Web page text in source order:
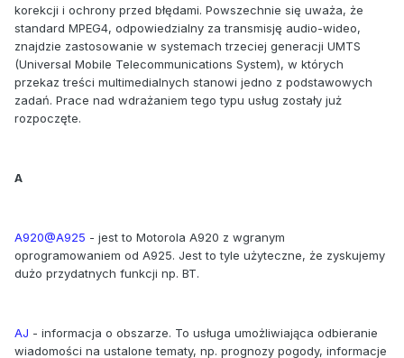
korekcji i ochrony przed błędami. Powszechnie się uważa, że
standard MPEG4, odpowiedzialny za transmisję audio-wideo,
znajdzie zastosowanie w systemach trzeciej generacji UMTS
(Universal Mobile Telecommunications System), w których
przekaz treści multimedialnych stanowi jedno z podstawowych
zadań. Prace nad wdrażaniem tego typu usług zostały już
rozpoczęte.
A
A920@A925 - jest to Motorola A920 z wgranym
oprogramowaniem od A925. Jest to tyle użyteczne, że zyskujemy
dużo przydatnych funkcji np. BT.
AJ - informacja o obszarze. To usługa umożliwiająca odbieranie
wiadomości na ustalone tematy, np. prognozy pogody, informacje